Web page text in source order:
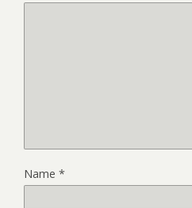
Name *